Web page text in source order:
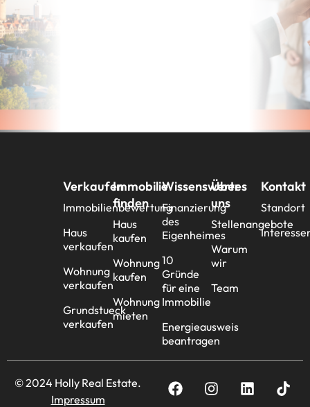
Verkaufen
Immobilienbewertung
Haus
verkaufen
Wohnung
verkaufen
Grundstueck
verkaufen
Immobilie
finden
Haus
kaufen
Wohnung
kaufen
Wohnung
mieten
Wissenswertes
Finanzierung
des
Eigenheimes
10
Gründe
für eine
Immobilie
Energieausweis
beantragen
Über
uns
Stellenangebote
Warum
wir
Team
Kontakt
Standort
© 2024 Holly Real Estate.
Impressum